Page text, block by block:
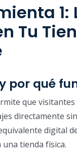
1:
Tu
por qué
que
directamente
digital
una tienda física.